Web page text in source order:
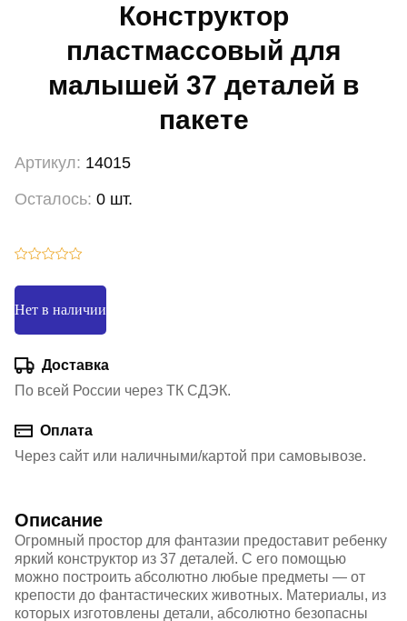
Конструктор
пластмассовый для
малышей 37 деталей в
пакете
Артикул: 14015
Осталось: 0 шт.
Нет в наличии
Доставка
По всей России через ТК СДЭК.
Оплата
Через сайт или наличными/картой при самовывозе.
Описание
Огромный простор для фантазии предоставит ребенку
яркий конструктор из 37 деталей. С его помощью
можно построить абсолютно любые предметы — от
крепости до фантастических животных. Материалы, из
которых изготовлены детали, абсолютно безопасны